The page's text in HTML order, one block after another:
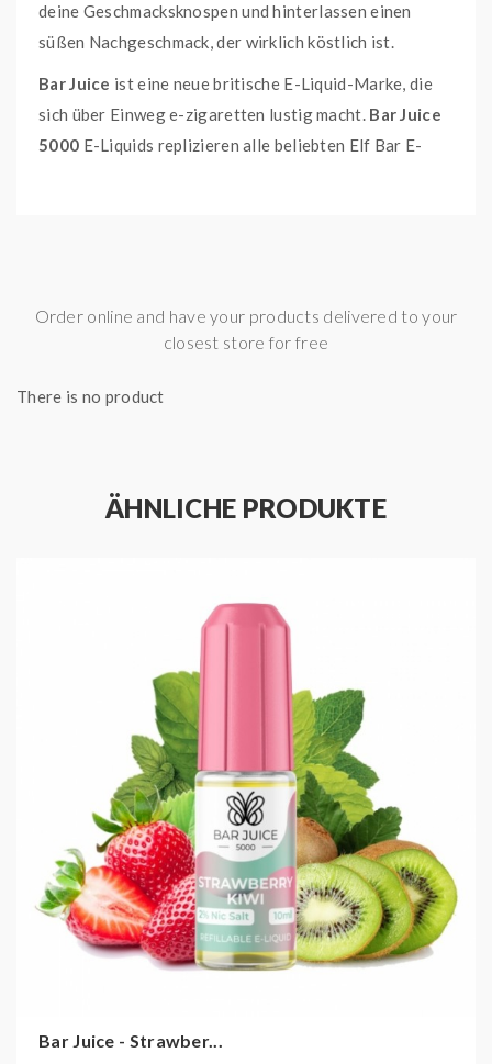
deine Geschmacksknospen und hinterlassen einen
süßen Nachgeschmack, der wirklich köstlich ist.
Bar Juice ist eine neue britische E-Liquid-Marke, die
sich über Einweg e-zigaretten lustig macht. Bar Juice
5000 E-Liquids replizieren alle beliebten Elf Bar E-
Marke: Bar Juice
Flasche: 10 ml
Geschmack
Apfel, Pfirsich
PG / VG Verhältnis
50 / 50
Order online and have your products delivered to your
closest store for free
There is no product
ÄHNLICHE PRODUKTE
Bar Juice - Strawber...